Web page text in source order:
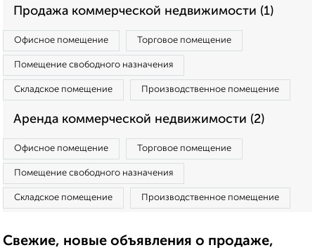
Продажа коммерческой недвижимости (1)
Офисное помещение Торговое помещение
Помещение свободного назначения
Складское помещение Производственное помещение
Аренда коммерческой недвижимости (2)
Офисное помещение Торговое помещение
Помещение свободного назначения
Складское помещение Производственное помещение
Свежие, новые объявления о продаже,